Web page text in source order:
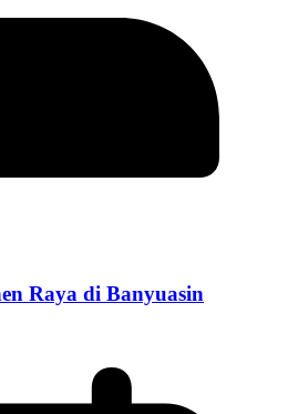
Raya di Banyuasin